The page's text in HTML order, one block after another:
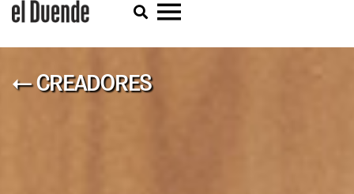
← CREADORES